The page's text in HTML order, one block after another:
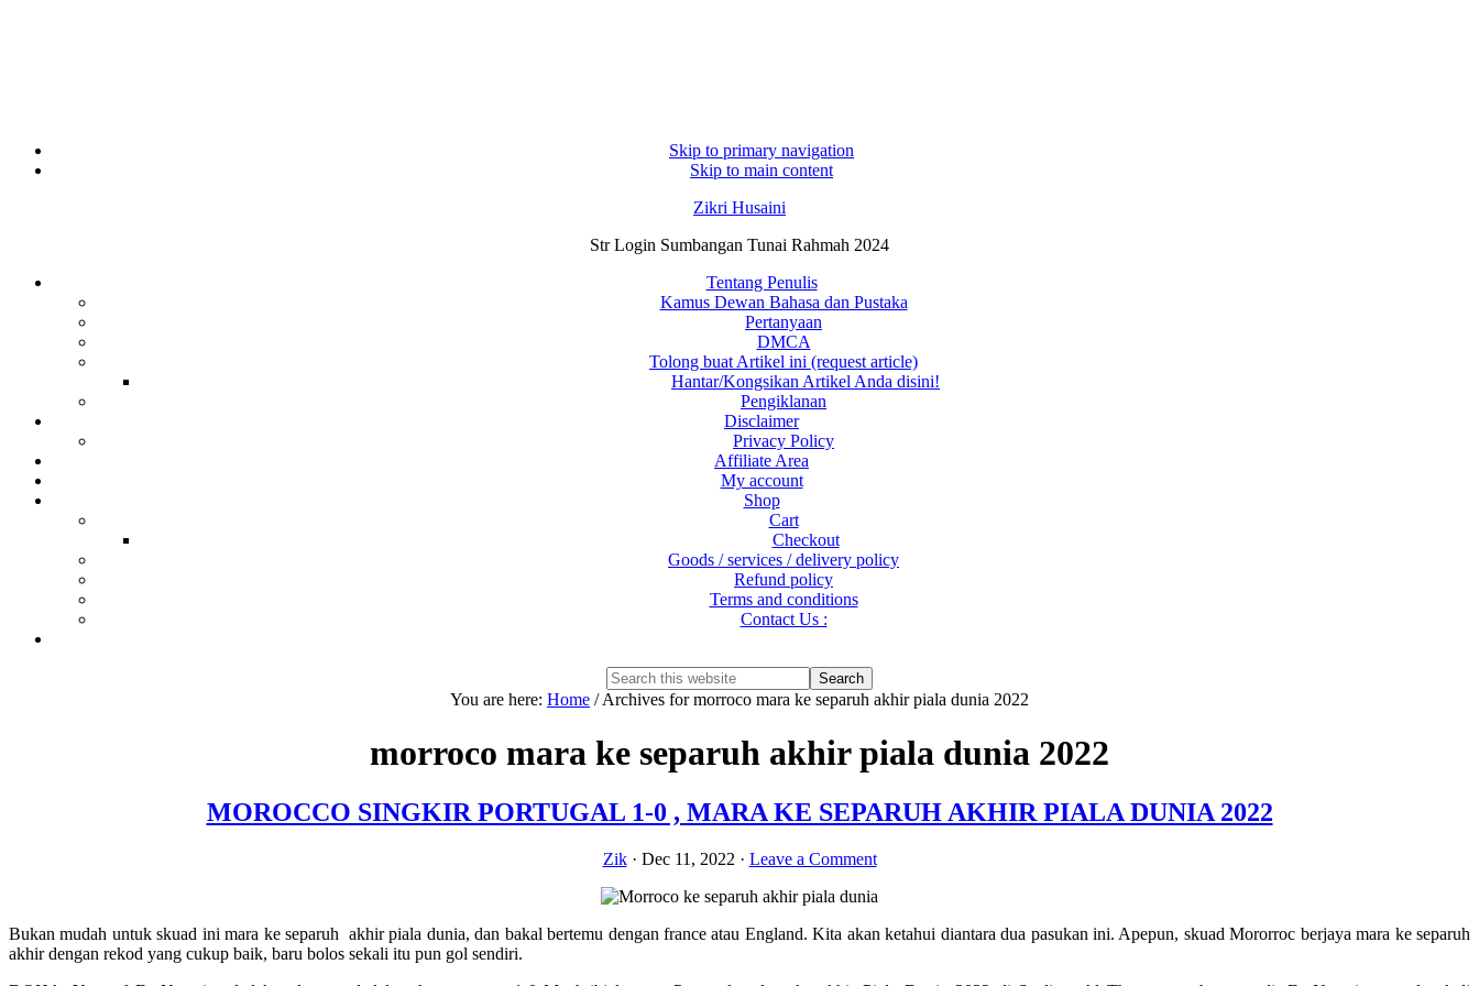
Skip to primary navigation
Skip to main content
Zikri Husaini
Str Login Sumbangan Tunai Rahmah 2024
Tentang Penulis
Kamus Dewan Bahasa dan Pustaka
Pertanyaan
DMCA
Tolong buat Artikel ini (request article)
Hantar/Kongsikan Artikel Anda disini!
Pengiklanan
Disclaimer
Privacy Policy
Affiliate Area
My account
Shop
Cart
Checkout
Goods / services / delivery policy
Refund policy
Terms and conditions
Contact Us :
Search
this
Hide
You are here: Home /Archives for morroco mara ke separuh akhir piala dunia 2022
morroco mara ke separuh akhir piala dunia 2022
MOROCCO SINGKIR PORTUGAL 1-0 , MARA KE SEPARUH AKHIR PIALA DUNIA 2022
Zik· Dec 11, 2022 · Leave a Comment
Bukan mudah untuk skuad ini mara ke separuh akhir piala dunia, dan bakal bertemu dengan france atau England. Kita akan ketahui diantara dua pasukan ini. Apepun, skuad Mororroc berjaya mara ke separuh
akhir dengan rekod yang cukup baik, baru bolos sekali itu pun gol sendiri.